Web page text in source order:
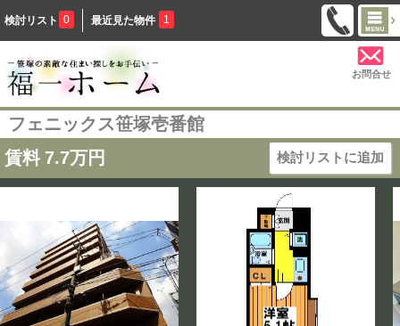
検討リスト 0 最近見た物件 1
お問合せ
フェニックス笹塚壱番館
賃料 7.7万円 検討リストに追加